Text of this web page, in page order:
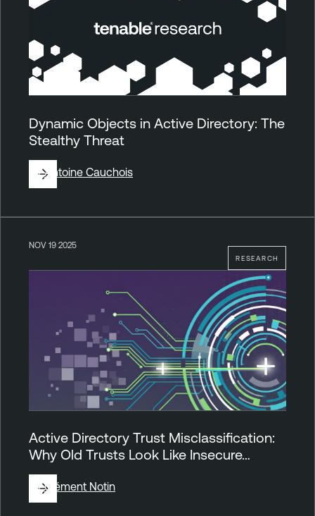
Dynamic Objects in Active Directory: The
Stealthy Threat
ByAntoine Cauchois
RESEARCH
NOV 19 2025
Active Directory Trust Misclassification:
Why Old Trusts Look Like Insecure…
ByClément Notin